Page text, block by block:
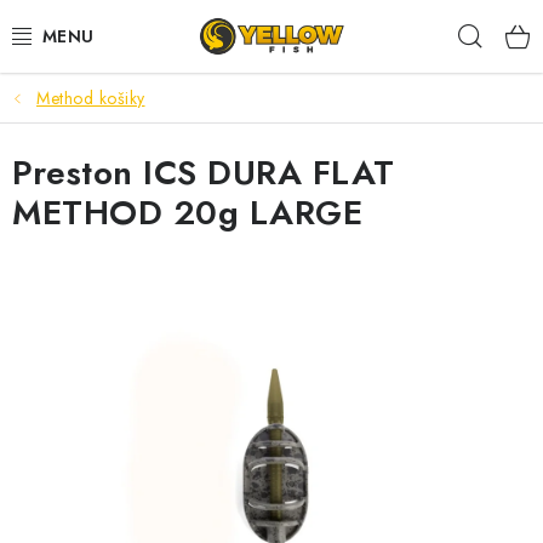
na
NOVINKY 2026
LETNÉ ZĽAVY
HALDORADO
Method košiky
Preston ICS DURA FLAT
METHOD 20g LARGE